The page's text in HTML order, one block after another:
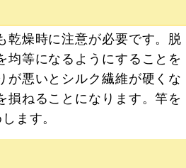
乾燥時に注意が必要です。脱
均等になるようにすることを
が悪いとシルク繊維が硬くな
損ねることになります。竿を
ます。